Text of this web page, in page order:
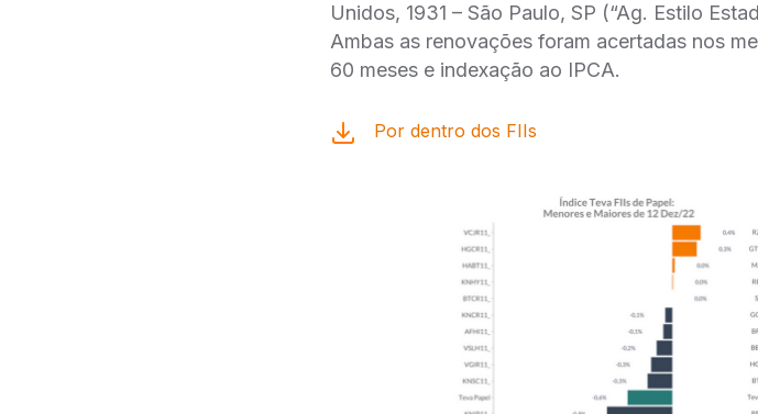
Unidos, 1931 – São Paulo, SP (“Ag. Estilo
Ambas as renovações foram acertadas nos
60 meses e indexação ao IPCA.
Por dentro dos FIIs